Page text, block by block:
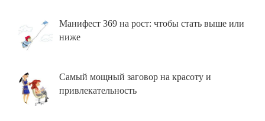
Манифест 369 на рост: чтобы стать выше или
ниже
Самый мощный заговор на красоту и
привлекательность